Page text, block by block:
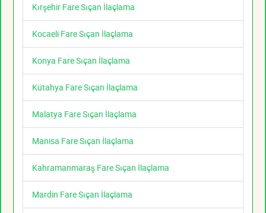
Kırşehir Fare Sıçan İlaçlama
Kocaeli Fare Sıçan İlaçlama
Konya Fare Sıçan İlaçlama
Kütahya Fare Sıçan İlaçlama
Malatya Fare Sıçan İlaçlama
Manisa Fare Sıçan İlaçlama
Kahramanmaraş Fare Sıçan İlaçlama
Mardin Fare Sıçan İlaçlama